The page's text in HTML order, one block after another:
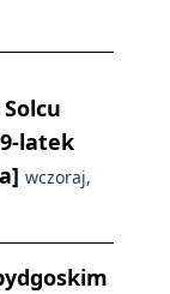
latek
wczoraj,